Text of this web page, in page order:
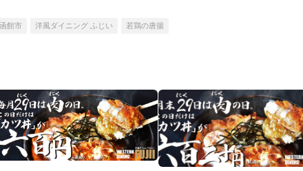
函館市 洋風ダイニング ふじい 若鶏の唐揚